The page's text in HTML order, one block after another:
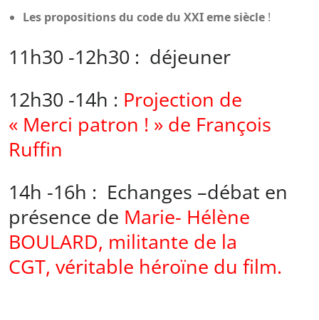
Les propositions du code du XXI eme siècle !
11h30 -12h30 : déjeuner
12h30 -14h : Projection de
« Merci patron ! » de François
Ruffin
14h -16h : Echanges –débat en
présence de Marie- Hélène
BOULARD, militante de la
CGT, véritable héroïne du film.